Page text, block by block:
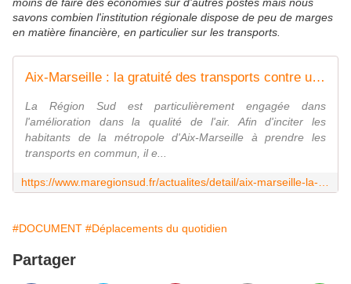
savons combien l'institution régionale dispose de peu de marges
en matière financière, en particulier sur les transports.
Aix-Marseille : la gratuité des transports contre un véhicule polluant
La Région Sud est particulièrement engagée dans
l'amélioration dans la qualité de l'air. Afin d'inciter les
habitants de la métropole d'Aix-Marseille à prendre les
transports en commun, il e...
#DOCUMENT #Déplacements du quotidien
Partager